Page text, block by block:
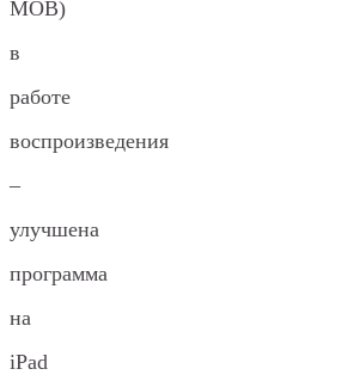
МОВ)
в
работе
воспроизведения
–
улучшена
программа
на
iPad